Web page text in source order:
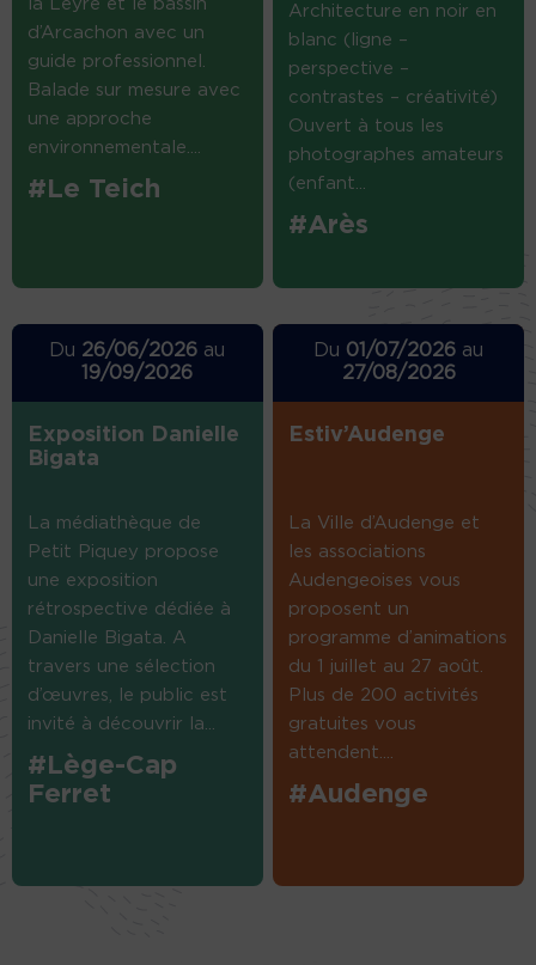
la Leyre et le bassin
d’Arcachon avec un
guide professionnel.
Balade sur mesure avec
une approche
environnementale....
#Le Teich
Architecture en noir en
blanc (ligne –
perspective –
contrastes – créativité)
Ouvert à tous les
photographes amateurs
(enfant...
#Arès
Du 26/06/2026 au
19/09/2026
Exposition Danielle
Bigata
La médiathèque de
Petit Piquey propose
une exposition
rétrospective dédiée à
Danielle Bigata. A
travers une sélection
d’œuvres, le public est
invité à découvrir la...
#Lège-Cap
Ferret
Du 01/07/2026 au
27/08/2026
Estiv’Audenge
La Ville d’Audenge et
les associations
Audengeoises vous
proposent un
programme d’animations
du 1 juillet au 27 août.
Plus de 200 activités
gratuites vous
attendent....
#Audenge